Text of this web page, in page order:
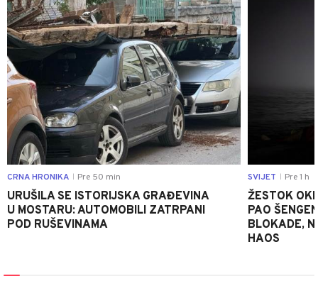
CRNA HRONIKA Pre 50 min
URUŠILA SE ISTORIJSKA GRAĐEVINA
U MOSTARU: AUTOMOBILI ZATRPANI
POD RUŠEVINAMA
SVIJET Pre 1 h
ŽESTOK
PAO
BLOKADE,
HAOS